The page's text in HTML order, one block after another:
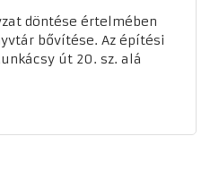
döntése értelmében
bővítése. Az építési
út 20. sz. alá